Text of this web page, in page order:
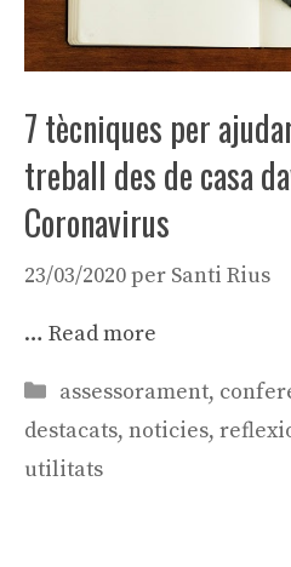
7 tècniques per
treball des de casa
Coronavirus
23/03/2020per Santi Rius
… Read more
Categories
assessorament,
destacats, noticies,
utilitats